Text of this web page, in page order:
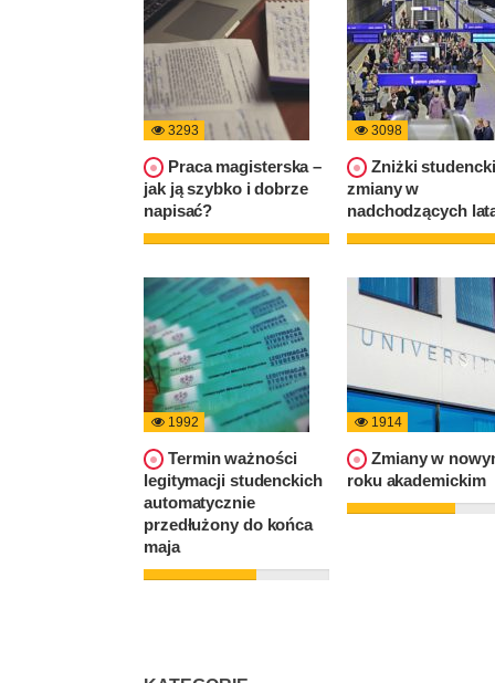
3293
Praca magisterska –
jak ją szybko i dobrze
napisać?
3098
Zniżki
zmiany w
nadchodzących
1992
Termin ważności
legitymacji studenckich
automatycznie
przedłużony do końca
maja
1914
Zmiany w
roku akademickim